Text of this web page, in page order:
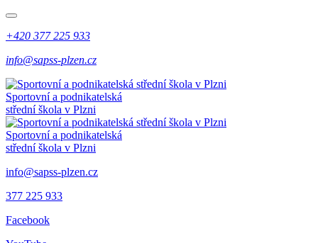
+420 377 225 933
info@sapss-plzen.cz
Sportovní a podnikatelská
střední škola v Plzni
Sportovní a podnikatelská
střední škola v Plzni
info@sapss-plzen.cz
377 225 933
Facebook